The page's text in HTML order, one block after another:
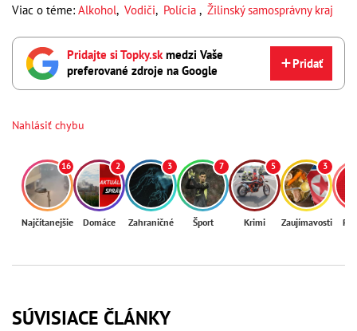
Viac o téme: Alkohol, Vodiči, Polícia , Žilinský samosprávny kraj
Pridajte si Topky.skmedzi Vaše
preferované zdroje na Google
Pridať
Nahlásiť chybu
16
Najčítanejšie
2
Domáce
3
Zahraničné
7
Šport
5
Krimi
3
Zaujímavosti
SÚVISIACE ČLÁNKY